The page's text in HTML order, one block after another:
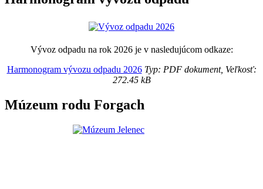
Vývoz odpadu na rok 2026 je v nasledujúcom odkaze:
Harmonogram vývozu odpadu 2026Typ: PDF dokument, Veľkosť:
272.45 kB
Múzeum rodu Forgach